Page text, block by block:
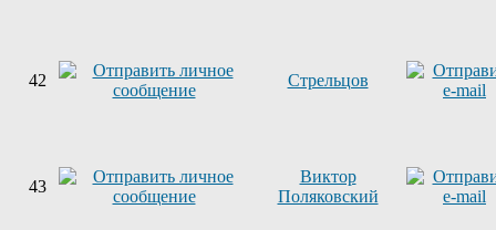
42 Стрельцов
43
Виктор
Поляковский